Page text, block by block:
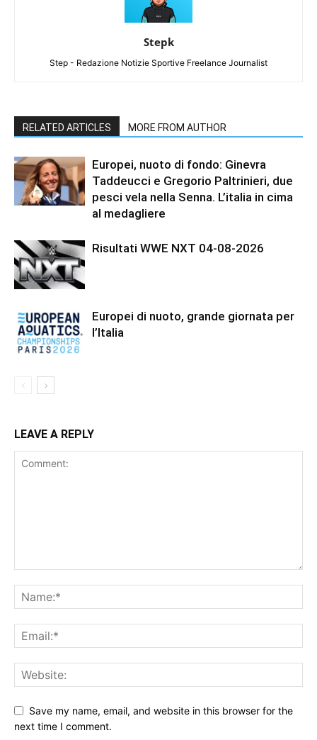
Stepk
Step - Redazione Notizie Sportive Freelance Journalist
RELATED ARTICLES MORE FROM AUTHOR
Europei, nuoto di fondo: Ginevra
Taddeucci e Gregorio Paltrinieri, due
pesci vela nella Senna. L’italia in cima
al medagliere
Risultati WWE NXT 04-08-2026
Europei di nuoto, grande giornata per
l’Italia
LEAVE A REPLY
Save my name, email, and website in this browser for the
next time I comment.